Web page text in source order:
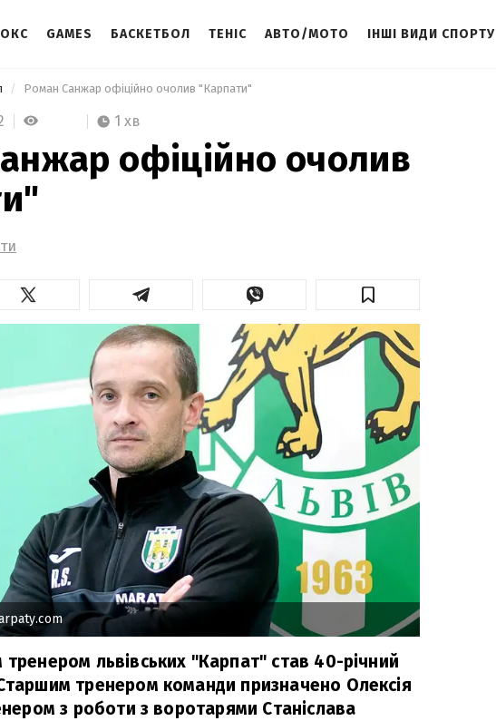
GAMES БАСКЕТБОЛ ТЕНІС АВТО/МОТО ІНШІ ВИДИ СПОРТУ
Роман Санжар офіційно очолив "Карпати"
1 хв
офіційно очолив
львівських "Карпат" став 40-річний
тренером команди призначено Олексія
з роботи з воротарями Станіслава